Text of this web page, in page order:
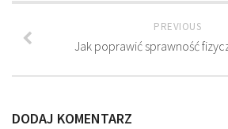
Program przygotowania fizycznego
Sklep
PREVIOUS
Jak poprawić sprawność
DODAJ KOMENTARZ